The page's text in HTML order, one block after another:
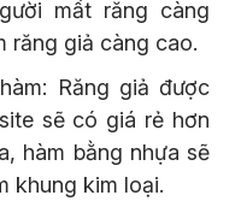
mất răng càng
răng giả càng cao.
Răng giả được
sẽ có giá rẻ hơn
hàm bằng nhựa sẽ
khung kim loại.